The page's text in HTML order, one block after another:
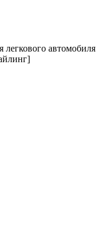
автомобиля